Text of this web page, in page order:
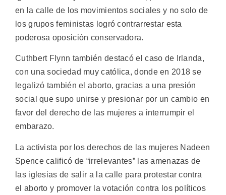
en la calle de los movimientos sociales y no solo de
los grupos feministas logró contrarrestar esta
poderosa oposición conservadora.
Cuthbert Flynn también destacó el caso de Irlanda,
con una sociedad muy católica, donde en 2018 se
legalizó también el aborto, gracias a una presión
social que supo unirse y presionar por un cambio en
favor del derecho de las mujeres a interrumpir el
embarazo.
La activista por los derechos de las mujeres Nadeen
Spence calificó de “irrelevantes” las amenazas de
las iglesias de salir a la calle para protestar contra
el aborto y promover la votación contra los políticos